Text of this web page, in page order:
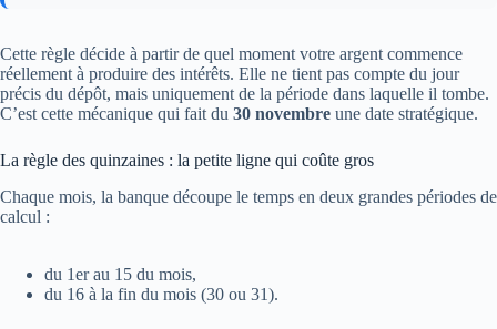
Cette règle décide à partir de quel moment votre argent commence
réellement à produire des intérêts. Elle ne tient pas compte du jour
précis du dépôt, mais uniquement de la période dans laquelle il tombe.
C’est cette mécanique qui fait du 30 novembre une date stratégique.
La règle des quinzaines : la petite ligne qui coûte gros
Chaque mois, la banque découpe le temps en deux grandes périodes de
calcul :
du 1er au 15 du mois,
du 16 à la fin du mois (30 ou 31).